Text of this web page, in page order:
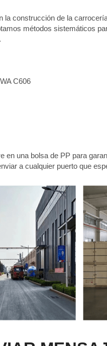
la construcción de la
métodos sistemáticos
C606
una bolsa de PP para
a cualquier puerto que